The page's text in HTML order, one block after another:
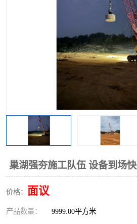
巢湖强夯施工队伍 设备到场快
价格： 面议
产品数量： 9999.00平方米